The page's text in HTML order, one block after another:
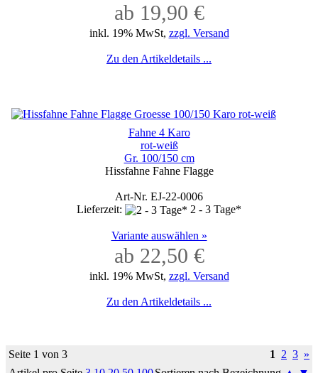
ab 19,90 €
inkl. 19% MwSt, zzgl. Versand
Zu den Artikeldetails ...
Fahne 4 Karo
rot-weiß
Gr. 100/150 cm
Hissfahne Fahne Flagge
Art-Nr. EJ-22-0006
Lieferzeit:
2 - 3 Tage*
Variante auswählen »
ab 22,50 €
inkl. 19% MwSt, zzgl. Versand
Zu den Artikeldetails ...
Seite 1 von 3 1 2 3 »